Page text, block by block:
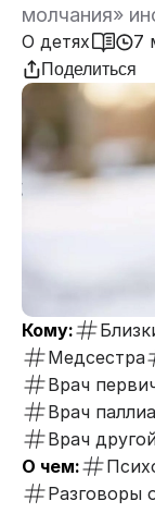
молчания»
О детях 7
Поделиться
Кому:
Медсестра
Врач
Врач
Врач
О чем:
Разговоры